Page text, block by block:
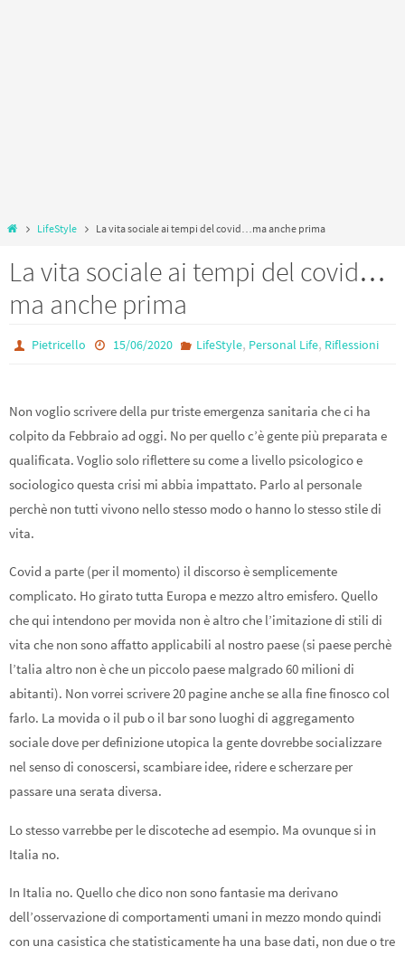
HomeLifeStyle La vita sociale ai tempi del covid…ma anche prima
La vita sociale ai tempi del covid…
ma anche prima
Pietricello 15/06/2020 LifeStyle, Personal Life, Riflessioni
Non voglio scrivere della pur triste emergenza sanitaria che ci ha
colpito da Febbraio ad oggi. No per quello c’è gente più preparata e
qualificata. Voglio solo riflettere su come a livello psicologico e
sociologico questa crisi mi abbia impattato. Parlo al personale
perchè non tutti vivono nello stesso modo o hanno lo stesso stile di
vita.
Covid a parte (per il momento) il discorso è semplicemente
complicato. Ho girato tutta Europa e mezzo altro emisfero. Quello
che qui intendono per movida non è altro che l’imitazione di stili di
vita che non sono affatto applicabili al nostro paese (si paese perchè
l’talia altro non è che un piccolo paese malgrado 60 milioni di
abitanti). Non vorrei scrivere 20 pagine anche se alla fine finosco col
farlo. La movida o il pub o il bar sono luoghi di aggregamento
sociale dove per definizione utopica la gente dovrebbe socializzare
nel senso di conoscersi, scambiare idee, ridere e scherzare per
passare una serata diversa.
Lo stesso varrebbe per le discoteche ad esempio. Ma ovunque si in
Italia no.
In Italia no. Quello che dico non sono fantasie ma derivano
dell’osservazione di comportamenti umani in mezzo mondo quindi
con una casistica che statisticamente ha una base dati, non due o tre